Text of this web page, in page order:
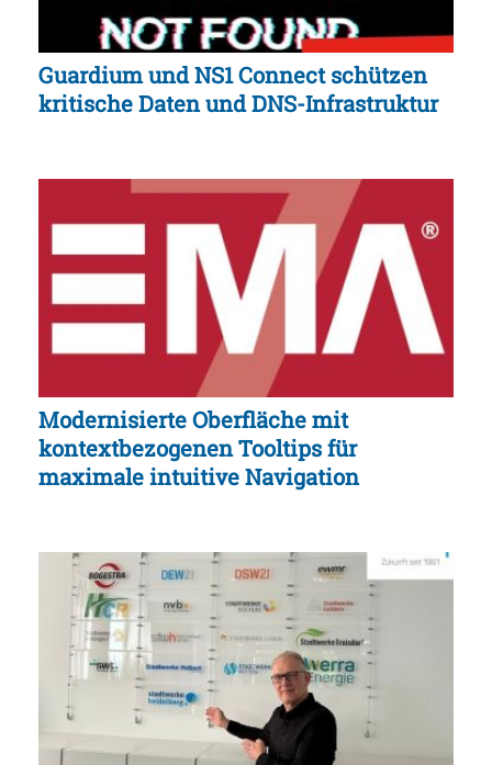
Guardium und NS1 Connect schützen
kritische Daten und DNS-Infrastruktur
Modernisierte Oberfläche mit
kontextbezogenen Tooltips für
maximale intuitive Navigation